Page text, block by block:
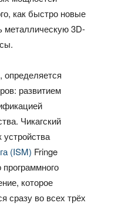
как быстро новые
металлическую 3D-
определяется
развитием
Чикагский
устройства
(ISM) Fringe
которое
сразу во всех трёх